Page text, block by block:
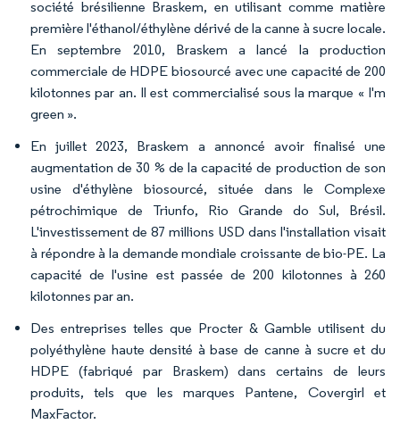
société brésilienne Braskem, en utilisant comme matière
première l'éthanol/éthylène dérivé de la canne à sucre locale.
En septembre 2010, Braskem a lancé la production
commerciale de HDPE biosourcé avec une capacité de 200
kilotonnes par an. Il est commercialisé sous la marque « I'm
green ».
En juillet 2023, Braskem a annoncé avoir finalisé une
augmentation de 30 % de la capacité de production de son
usine d'éthylène biosourcé, située dans le Complexe
pétrochimique de Triunfo, Rio Grande do Sul, Brésil.
L'investissement de 87 millions USD dans l'installation visait
à répondre à la demande mondiale croissante de bio-PE. La
capacité de l'usine est passée de 200 kilotonnes à 260
kilotonnes par an.
Des entreprises telles que Procter & Gamble utilisent du
polyéthylène haute densité à base de canne à sucre et du
HDPE (fabriqué par Braskem) dans certains de leurs
produits, tels que les marques Pantene, Covergirl et
MaxFactor.